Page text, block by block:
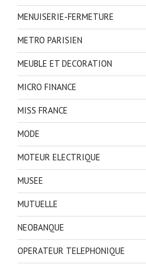
MENUISERIE-FERMETURE
METRO PARISIEN
MEUBLE ET DECORATION
MICRO FINANCE
MISS FRANCE
MODE
MOTEUR ELECTRIQUE
MUSEE
MUTUELLE
NEOBANQUE
OPERATEUR TELEPHONIQUE